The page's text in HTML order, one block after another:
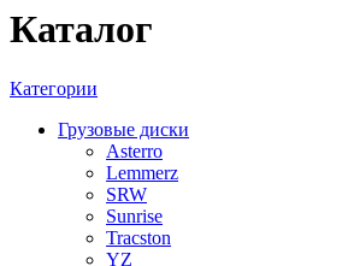
Каталог
Категории
Грузовые диски
Asterro
Lemmerz
SRW
Sunrise
Tracston
YZ